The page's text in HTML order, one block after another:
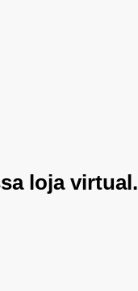
loja virtual.